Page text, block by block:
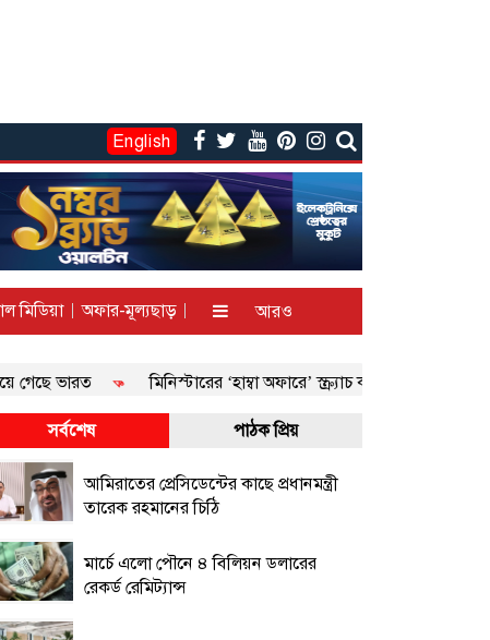
English
মিডিয়া অফার-মূল্যছাড় আরও
ভারত মিনিস্টারের ‘হাম্বা অফারে’ স্ক্র্যাচ কার্ড ঘষলেই পেয়ে যেতে
সর্বশেষ পাঠক প্রিয়
আমিরাতের প্রেসিডেন্টের কাছে প্রধানমন্ত্রী
তারেক রহমানের চিঠি
মার্চে এলো পৌনে ৪ বিলিয়ন ডলারের
রেকর্ড রেমিট্যান্স